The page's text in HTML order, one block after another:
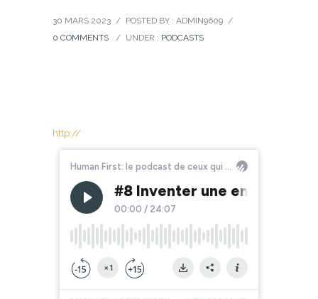
30 MARS 2023 / POSTED BY : ADMIN9609 /
0 COMMENTS
/ UNDER : PODCASTS
http://